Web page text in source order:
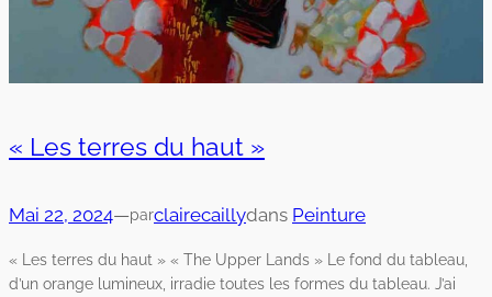
« Les terres du haut »
Mai 22, 2024—parclairecaillydans Peinture
« Les terres du haut » « The Upper Lands » Le fond du tableau,
d’un orange lumineux, irradie toutes les formes du tableau. J’ai